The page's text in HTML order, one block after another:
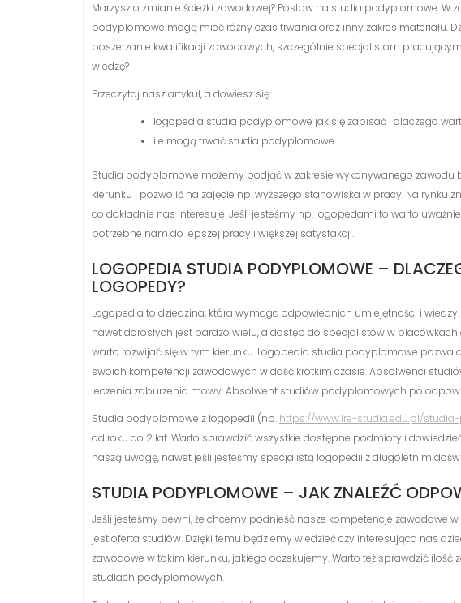
Marzysz o zmianie ścieżki zawodowej? Postaw na studia podyplomowe.
podyplomowe mogą mieć różny czas trwania oraz inny zakres materiału.
poszerzanie kwalifikacji zawodowych, szczególnie specjalistom
wiedzę?
Przeczytaj nasz artykuł, a dowiesz się:
logopedia studia podyplomowe jak się zapisać i dlaczego
ile mogą trwać studia podyplomowe
Studia podyplomowe możemy podjąć w zakresie wykonywanego zawodu
kierunku i pozwolić na zajęcie np. wyższego stanowiska w pracy. Na
co dokładnie nas interesuje. Jeśli jesteśmy np. logopedami to warto
potrzebne nam do lepszej pracy i większej satysfakcji.
LOGOPEDIA STUDIA PODYPLOMOWE –
LOGOPEDY?
Logopedia to dziedzina, która wymaga odpowiednich umiejętności i
nawet dorosłych jest bardzo wielu, a dostęp do specjalistów w
warto rozwijać się w tym kierunku. Logopedia studia podyplomowe
swoich kompetencji zawodowych w dość krótkim czasie. Absolwenci
leczenia zaburzenia mowy. Absolwent studiów podyplomowych po
Studia podyplomowe z logopedii (np. https://www.ire-studia.edu.pl/
od roku do 2 lat. Warto sprawdzić wszystkie dostępne podmioty i
naszą uwagę, nawet jeśli jesteśmy specjalistą logopedii z długoletnim
STUDIA PODYPLOMOWE – JAK ZNALEŹĆ
Jeśli jesteśmy pewni, że chcemy podnieść nasze kompetencje
jest oferta studiów. Dzięki temu będziemy wiedzieć czy interesująca nas
zawodowe w takim kierunku, jakiego oczekujemy. Warto też sprawdzić
studiach podyplomowych.